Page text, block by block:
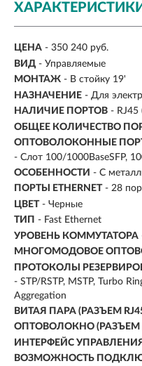
ХАРАКТЕРИСТИКИ
ЦЕНА - 350 240 руб.
ВИД - Управляемые
МОНТАЖ - В стойку 19'
НАЗНАЧЕНИЕ - Для
НАЛИЧИЕ ПОРТОВ - RJ45
ОБЩЕЕ КОЛИЧЕСТВО
ОПТОВОЛОКОННЫЕ
- Слот 100/1000BaseSFP,
ОСОБЕННОСТИ - С
ПОРТЫ ETHERNET - 28
ЦВЕТ - Черные
ТИП - Fast Ethernet
УРОВЕНЬ КОММУТАТОРА
МНОГОМОДОВОЕ
ПРОТОКОЛЫ
- STP/RSTP, MSTP, Turbo
Aggregation
ВИТАЯ ПАРА (РАЗЪЕМ
ОПТОВОЛОКНО (РАЗЪЕМ
ИНТЕРФЕЙС УПРАВЛЕНИЯ
ВОЗМОЖНОСТЬ